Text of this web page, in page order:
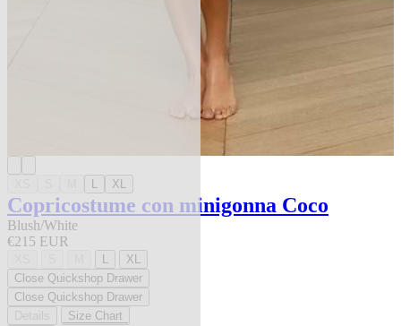
XL
Copricostume con minigonna Coco
Blush/White
€215 EUR
XL
Close Quickshop Drawer
Close Quickshop Drawer
Size Chart